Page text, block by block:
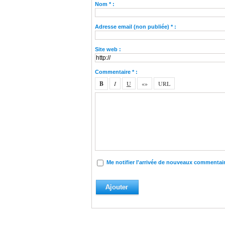
Nom * :
Adresse email (non publiée) * :
Site web :
Commentaire * :
Me notifier l'arrivée de nouveaux